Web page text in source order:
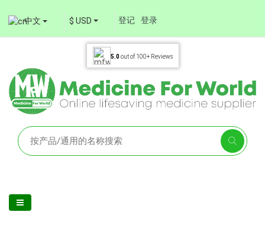
中文 $ USD 登记 登录
5.0out of 100+ Reviews